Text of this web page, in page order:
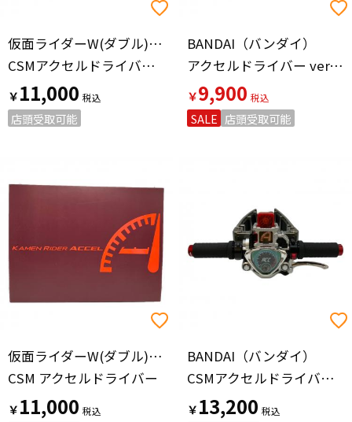
仮面ライダーW(ダブル)（カメンライダーダブル）
CSMアクセルドライバー ver.1.5 風都探偵 EDITION 仮面ライダー
￥11,000
店頭受取可能
BANDAI（バンダイ）
アクセルドライバー ver.1.5 風都探偵EDITION 仮面ライダー CSM ※取扱説明書欠品
￥9,900
SALE 店頭受取可能
仮面ライダーW(ダブル)（カメンライダーダブル）
CSM アクセルドライバー
￥11,000
BANDAI（バンダイ）
CSMアクセルドライバーVer1.5風都探偵EDITION 仮面ライダー
￥13,200